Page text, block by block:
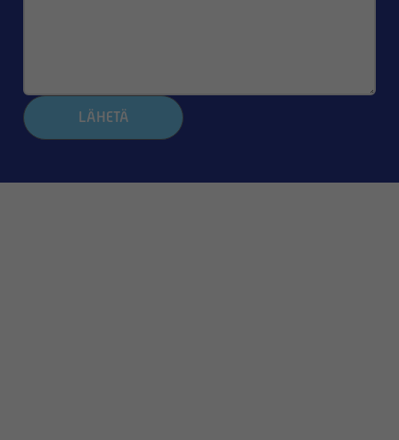
LÄHETÄ